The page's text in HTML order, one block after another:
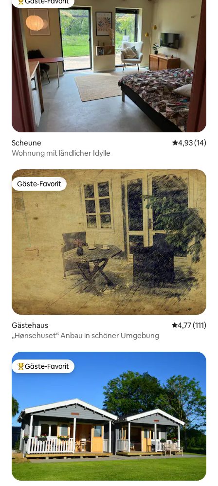
Beliebter Gäste-Favorit.
Scheune
4,93 (14)
Wohnung mit ländlicher Idylle
Gäste-Favorit
Gäste-Favorit
Gästehaus
4,77 (111)
„Hønsehuset“ Anbau in schöner Umgebung
Beliebter Gäste-Favorit.
Gäste-Favorit